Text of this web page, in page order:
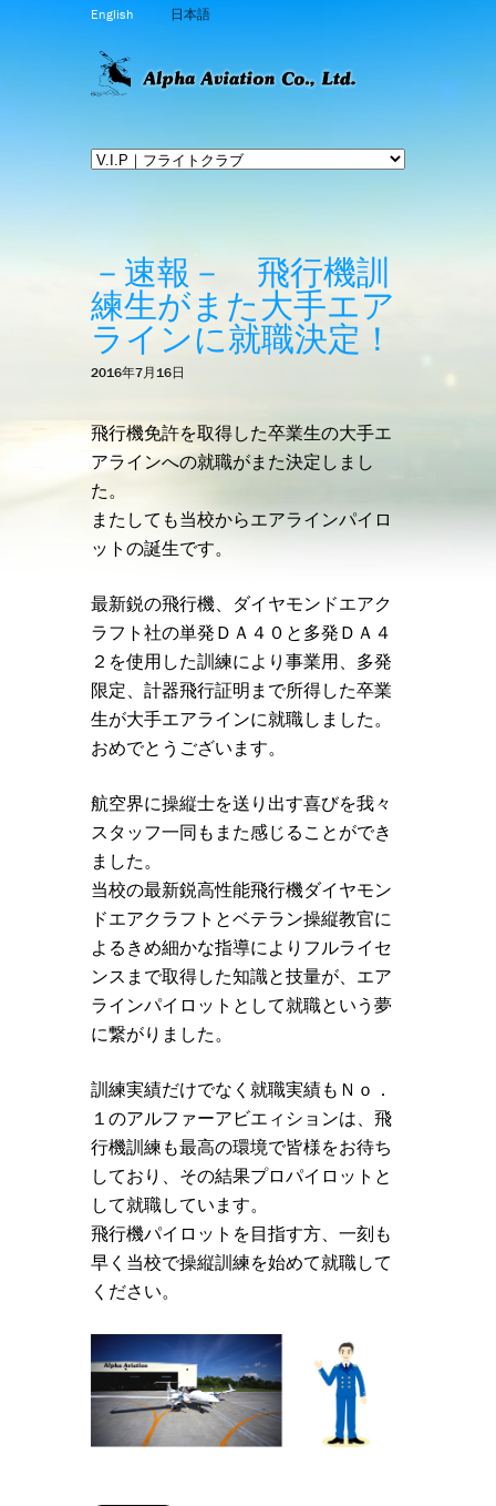
English 日本語
－速報－ 飛行機訓
練生がまた大手エア
ラインに就職決定！
2016年7月16日
飛行機免許を取得した卒業生の大手エ
アラインへの就職がまた決定しまし
た。
またしても当校からエアラインパイロ
ットの誕生です。
最新鋭の飛行機、ダイヤモンドエアク
ラフト社の単発ＤＡ４０と多発ＤＡ４
２を使用した訓練により事業用、多発
限定、計器飛行証明まで所得した卒業
生が大手エアラインに就職しました。
おめでとうございます。
航空界に操縦士を送り出す喜びを我々
スタッフ一同もまた感じることができ
ました。
当校の最新鋭高性能飛行機ダイヤモン
ドエアクラフトとベテラン操縦教官に
よるきめ細かな指導によりフルライセ
ンスまで取得した知識と技量が、エア
ラインパイロットとして就職という夢
に繋がりました。
訓練実績だけでなく就職実績もＮｏ．
１のアルファーアビエィションは、飛
行機訓練も最高の環境で皆様をお待ち
しており、その結果プロパイロットと
して就職しています。
飛行機パイロットを目指す方、一刻も
早く当校で操縦訓練を始めて就職して
ください。